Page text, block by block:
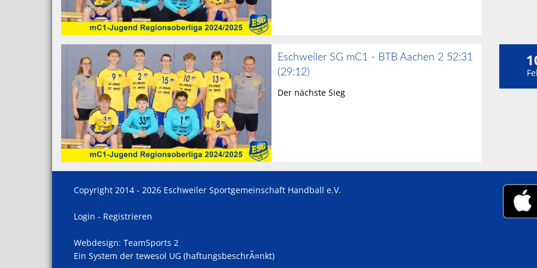
Eschweiler SG mC1 - BTB Aachen 2 52:31
(29:12)
Der nächste Sieg
Copyright 2014 - 2026 Eschweiler Sportgemeinschaft Handball e.V.
Login - Registrieren
Webdesign: TeamSports 2
Ein System der tewesol UG (haftungsbeschrÃ¤nkt)